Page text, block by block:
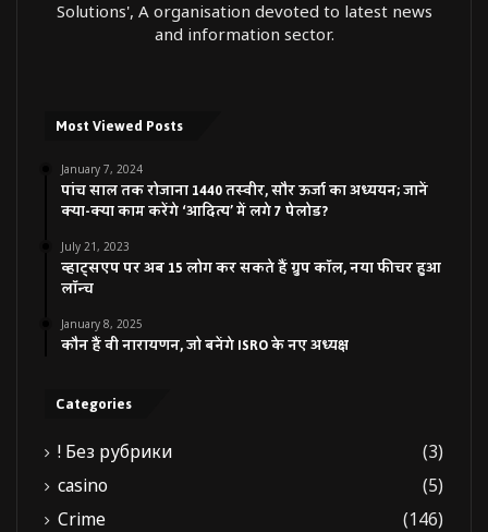
Solutions', A organisation devoted to latest news
and information sector.
Most Viewed Posts
January 7, 2024
पांच साल तक रोजाना 1440 तस्वीर, सौर ऊर्जा का अध्ययन; जानें
क्या-क्या काम करेंगे ‘आदित्य’ में लगे 7 पेलोड?
July 21, 2023
व्हाट्सएप पर अब 15 लोग कर सकते हैं ग्रुप कॉल, नया फीचर हुआ
लॉन्च
January 8, 2025
कौन हैं वी नारायणन, जो बनेंगे ISRO के नए अध्यक्ष
Categories
! Без рубрики
(3)
casino
(5)
Crime
(146)